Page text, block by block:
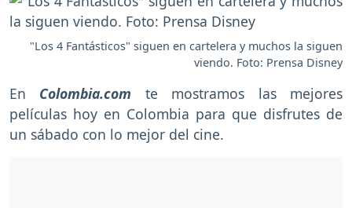
"Los 4 Fantásticos" siguen en cartelera y muchos la siguen
viendo. Foto: Prensa Disney
En Colombia.com te mostramos las mejores
películas hoy en Colombia para que disfrutes de
un sábado con lo mejor del cine.